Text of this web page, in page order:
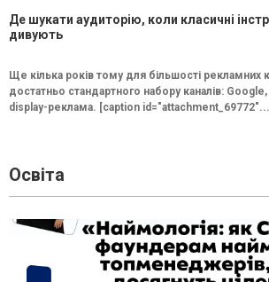
Де шукати аудиторію, коли класичні
дивують
Ще кілька років тому для більшості рекламних
достатньо стандартного набору каналів:
display-реклама. [caption id="attachment_69772"...
Освіта